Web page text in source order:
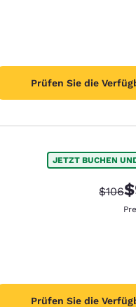
Prüfen Sie die
JETZT BUCHEN
$106
Prüfen Sie die